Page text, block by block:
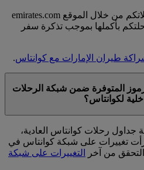
ما عليكم سوى حجز رحلاتكم من خلال الموقع emirates.com
بأكملها بموجب تذكرة سفر
طيران الإمارات مع كوانتاس.
المتوفرة ضمن شبكة الرحلات
لكوانتاس؟
رحلات كوانتاس العادية،
تغييرات على شبكة كوانتاس في
من آخر
التغييرات على شبكة